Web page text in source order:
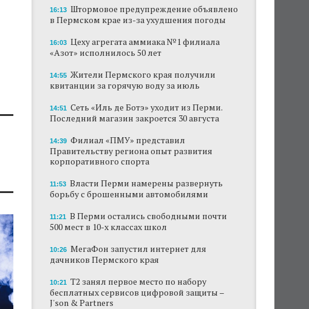
16:13 Штормовое предупреждение объявлено
в Пермском крае из-за ухудшения погоды
16:03 Цеху агрегата аммиака №1 филиала
«Азот» исполнилось 50 лет
14:55 Жители Пермского края получили
квитанции за горячую воду за июль
14:51 Сеть «Иль де Ботэ» уходит из Перми.
Последний магазин закроется 30 августа
14:39 Филиал «ПМУ» представил
Правительству региона опыт развития
корпоративного спорта
11:53 Власти Перми намерены развернуть
борьбу с брошенными автомобилями
11:21 В Перми остались свободными почти
500 мест в 10-х классах школ
10:26 МегаФон запустил интернет для
дачников Пермского края
10:21 Т2 занял первое место по набору
бесплатных сервисов цифровой защиты –
J'son & Partners